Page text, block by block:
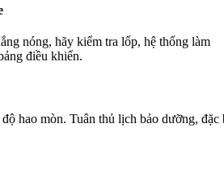
nóng, hãy kiểm tra lốp, hệ thống làm
điều khiển.
hao mòn. Tuân thủ lịch bảo dưỡng,